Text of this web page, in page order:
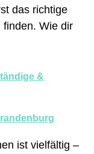
das richtige
finden. Wie dir
&
ist vielfältig –